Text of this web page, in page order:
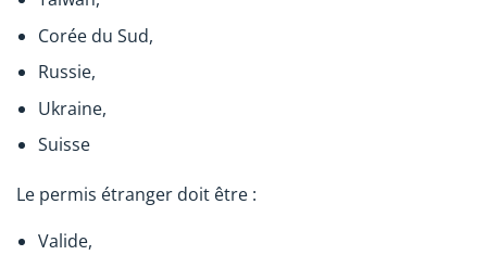
Corée du Sud,
Russie,
Ukraine,
Suisse
Le permis étranger doit être :
Valide,